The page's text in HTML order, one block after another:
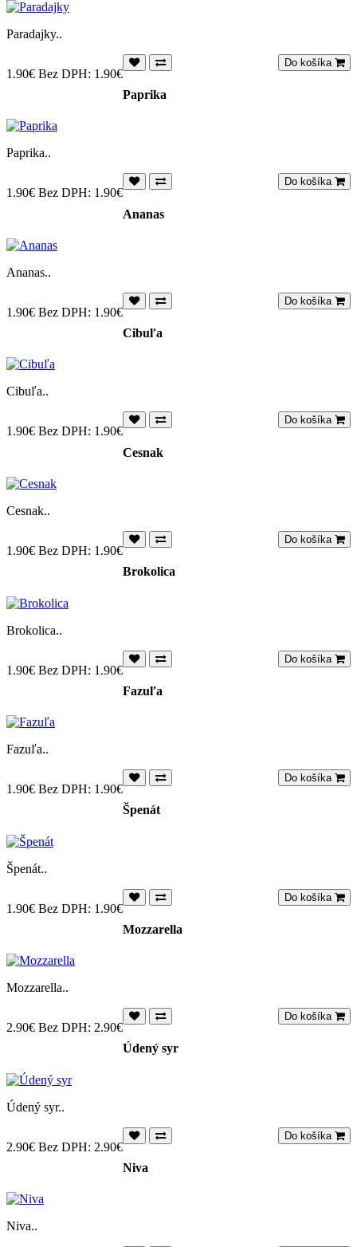
Paradajky..
1.90€ Bez DPH: 1.90€
Do košíka
Paprika
Paprika..
1.90€ Bez DPH: 1.90€
Do košíka
Ananas
Ananas..
1.90€ Bez DPH: 1.90€
Do košíka
Cibuľa
Cibuľa..
1.90€ Bez DPH: 1.90€
Do košíka
Cesnak
Cesnak..
1.90€ Bez DPH: 1.90€
Do košíka
Brokolica
Brokolica..
1.90€ Bez DPH: 1.90€
Do košíka
Fazuľa
Fazuľa..
1.90€ Bez DPH: 1.90€
Do košíka
Špenát
Špenát..
1.90€ Bez DPH: 1.90€
Do košíka
Mozzarella
Mozzarella..
2.90€ Bez DPH: 2.90€
Do košíka
Údený syr
Údený syr..
2.90€ Bez DPH: 2.90€
Do košíka
Niva
Niva..